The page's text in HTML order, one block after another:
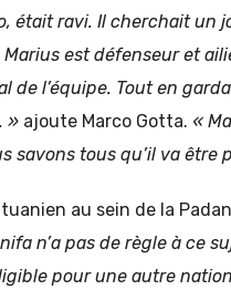
était ravi. Il cherchait un
est défenseur et
l’équipe. Tout en
» ajoute Marco Gotta. «
savons tous qu’il va être
au sein de la
n’a pas de règle à ce
pour une autre